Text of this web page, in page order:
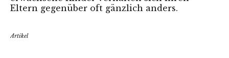
Eltern gegenüber oft gänzlich anders.
Artikel